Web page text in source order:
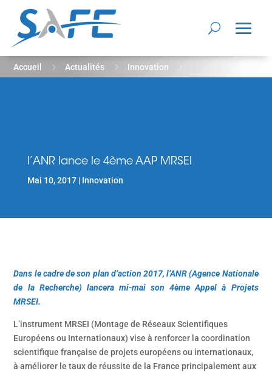
Accueil 5 Actualités 5 Innovation
l’ANR lance le 4ème AAP MRSEI
Mai 10, 2017 Innovation
Dans le cadre de son plan d’action 2017, l’ANR (Agence Nationale
de la Recherche) lancera mi-mai son 4ème Appel à Projets
MRSEI.
L’instrument MRSEI (Montage de Réseaux Scientifiques
Européens ou Internationaux) vise à renforcer la coordination
scientifique française de projets européens ou internationaux,
à améliorer le taux de réussite de la France principalement aux